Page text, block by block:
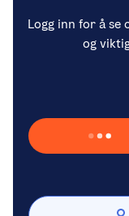
Logg inn for å se
og
Laster inn